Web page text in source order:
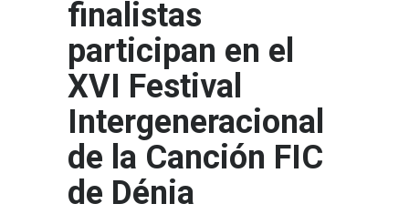
finalistas
participan en el
XVI Festival
Intergeneracional
de la Canción FIC
de Dénia